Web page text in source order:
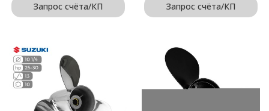
Запрос счёта/КП Запрос счёта/КП